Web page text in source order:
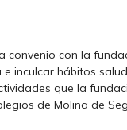
convenio con la
inculcar hábitos
que la
de Molina de